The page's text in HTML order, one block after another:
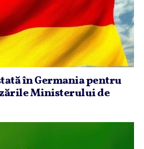
în Germania pentru
Ministerului de